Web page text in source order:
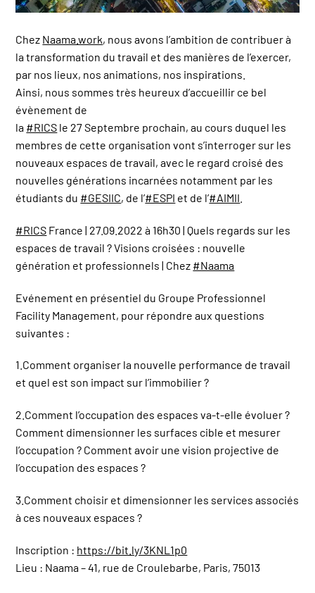
Chez Naama.work, nous avons l’ambition de contribuer à
la transformation du travail et des manières de l’exercer,
par nos lieux, nos animations, nos inspirations.
Ainsi, nous sommes très heureux d’accueillir ce bel
évènement de
la #RICS le 27 Septembre prochain, au cours duquel les
membres de cette organisation vont s’interroger sur les
nouveaux espaces de travail, avec le regard croisé des
nouvelles générations incarnées notamment par les
étudiants du #GESIIC, de l’#ESPI et de l’#AIMII
#RICS France | 27.09.2022 à 16h30 | Quels regards sur les
espaces de travail ? Visions croisées : nouvelle
génération et professionnels | Chez #Naama
Evénement en présentiel du Groupe Professionnel
Facility Management, pour répondre aux questions
suivantes :
1.Comment organiser la nouvelle performance de travail
et quel est son impact sur l’immobilier ?
2.Comment l’occupation des espaces va-t-elle évoluer ?
Comment dimensionner les surfaces cible et mesurer
l’occupation ? Comment avoir une vision projective de
l’occupation des espaces ?
3.Comment choisir et dimensionner les services associés
à ces nouveaux espaces ?
Inscription : https://bit.ly/3KNL1p0
Lieu : Naama – 41, rue de Croulebarbe, Paris, 75013